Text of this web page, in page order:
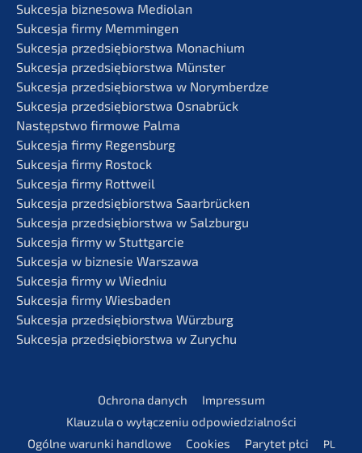
Sukces­ja bizne­so­wa Mediolan
Sukces­ja firmy Memmingen
Sukces­ja przedsię­bi­orst­wa Monachium
Sukces­ja przedsię­bi­orst­wa Münster
Sukces­ja przedsię­bi­orst­wa w Norymberdze
Sukces­ja przedsię­bi­orst­wa Osnabrück
Następst­wo firmo­we Palma
Sukces­ja firmy Regensburg
Sukces­ja firmy Rostock
Sukces­ja firmy Rottweil
Sukces­ja przedsię­bi­orst­wa Saarbrücken
Sukces­ja przedsię­bi­orst­wa w Salzburgu
Sukces­ja firmy w Stuttgarcie
Sukces­ja w bizne­sie Warszawa
Sukces­ja firmy w Wiedniu
Sukces­ja firmy Wiesbaden
Sukces­ja przedsię­bi­orst­wa Würzburg
Sukces­ja przedsię­bi­orst­wa w Zurychu
Ochrona danych
Impres­sum
Klauzu­la o wyłąc­ze­niu odpowiedzialności
Ogólne warun­ki handlowe
Cookies Parytet płci PL